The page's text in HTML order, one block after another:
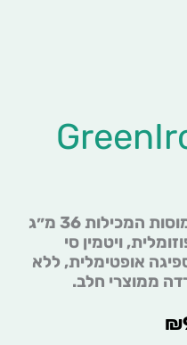
גרינאיירון (GreenIron) – כמוסות המכילות 36 מ״ג
ויטמין סי
אופטימלית, ללא
ממוצרי חלב.
₪